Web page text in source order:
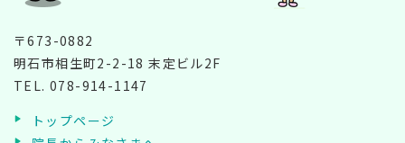
〒673-0882
明石市相生町2-2-18 末定ビル2F
TEL. 078-914-1147
トップページ